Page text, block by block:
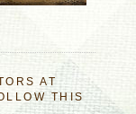
AT
THIS